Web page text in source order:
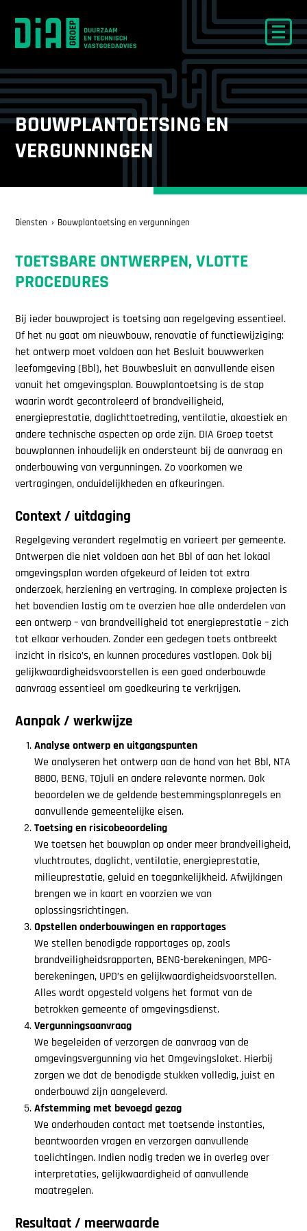
BOUWPLANTOETSING EN
VERGUNNINGEN
Diensten Bouwplantoetsing en vergunningen
TOETSBARE ONTWERPEN, VLOTTE
PROCEDURES
Bij ieder bouwproject is toetsing aan regelgeving essentieel.
Of het nu gaat om nieuwbouw, renovatie of functiewijziging:
het ontwerp moet voldoen aan het Besluit bouwwerken
leefomgeving (Bbl), het Bouwbesluit en aanvullende eisen
vanuit het omgevingsplan. Bouwplantoetsing is de stap
waarin wordt gecontroleerd of brandveiligheid,
energieprestatie, daglichttoetreding, ventilatie, akoestiek en
andere technische aspecten op orde zijn. DIA Groep toetst
bouwplannen inhoudelijk en ondersteunt bij de aanvraag en
onderbouwing van vergunningen. Zo voorkomen we
vertragingen, onduidelijkheden en afkeuringen.
Context / uitdaging
Regelgeving verandert regelmatig en varieert per gemeente.
Ontwerpen die niet voldoen aan het Bbl of aan het lokaal
omgevingsplan worden afgekeurd of leiden tot extra
onderzoek, herziening en vertraging. In complexe projecten is
het bovendien lastig om te overzien hoe alle onderdelen van
een ontwerp – van brandveiligheid tot energieprestatie – zich
tot elkaar verhouden. Zonder een gedegen toets ontbreekt
inzicht in risico’s, en kunnen procedures vastlopen. Ook bij
gelijkwaardigheidsvoorstellen is een goed onderbouwde
aanvraag essentieel om goedkeuring te verkrijgen.
Aanpak / werkwijze
Analyse ontwerp en uitgangspunten
We analyseren het ontwerp aan de hand van het Bbl, NTA
8800, BENG, TOjuli en andere relevante normen. Ook
beoordelen we de geldende bestemmingsplanregels en
aanvullende gemeentelijke eisen.
Toetsing en risicobeoordeling
We toetsen het bouwplan op onder meer brandveiligheid,
vluchtroutes, daglicht, ventilatie, energieprestatie,
milieuprestatie, geluid en toegankelijkheid. Afwijkingen
brengen we in kaart en voorzien we van
oplossingsrichtingen.
Opstellen onderbouwingen en rapportages
We stellen benodigde rapportages op, zoals
brandveiligheidsrapporten, BENG-berekeningen, MPG-
berekeningen, UPD’s en gelijkwaardigheidsvoorstellen.
Alles wordt opgesteld volgens het format van de
betrokken gemeente of omgevingsdienst.
Vergunningsaanvraag
We begeleiden of verzorgen de aanvraag van de
omgevingsvergunning via het Omgevingsloket. Hierbij
zorgen we dat de benodigde stukken volledig, juist en
onderbouwd zijn aangeleverd.
Afstemming met bevoegd gezag
We onderhouden contact met toetsende instanties,
beantwoorden vragen en verzorgen aanvullende
toelichtingen. Indien nodig treden we in overleg over
interpretaties, gelijkwaardigheid of aanvullende
maatregelen.
Resultaat / meerwaarde